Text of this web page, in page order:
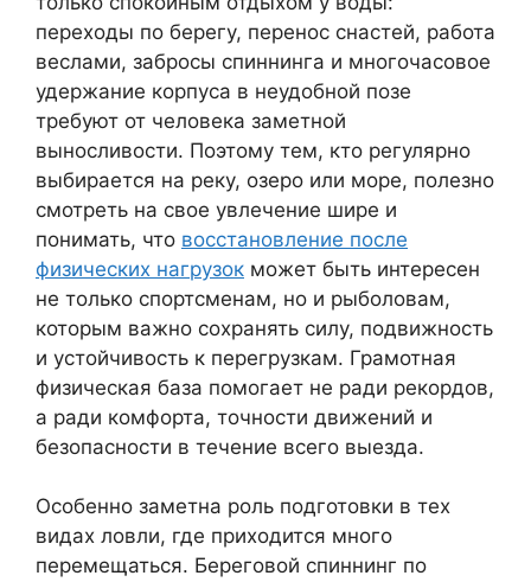
переходы по берегу, перенос снастей, работа
веслами, забросы спиннинга и многочасовое
удержание корпуса в неудобной позе
требуют от человека заметной
выносливости. Поэтому тем, кто регулярно
выбирается на реку, озеро или море, полезно
смотреть на свое увлечение шире и
понимать, что восстановление после
физических нагрузок может быть интересен
не только спортсменам, но и рыболовам,
которым важно сохранять силу, подвижность
и устойчивость к перегрузкам. Грамотная
физическая база помогает не ради рекордов,
а ради комфорта, точности движений и
безопасности в течение всего выезда.
Особенно заметна роль подготовки в тех
видах ловли, где приходится много
перемещаться. Береговой спиннинг по